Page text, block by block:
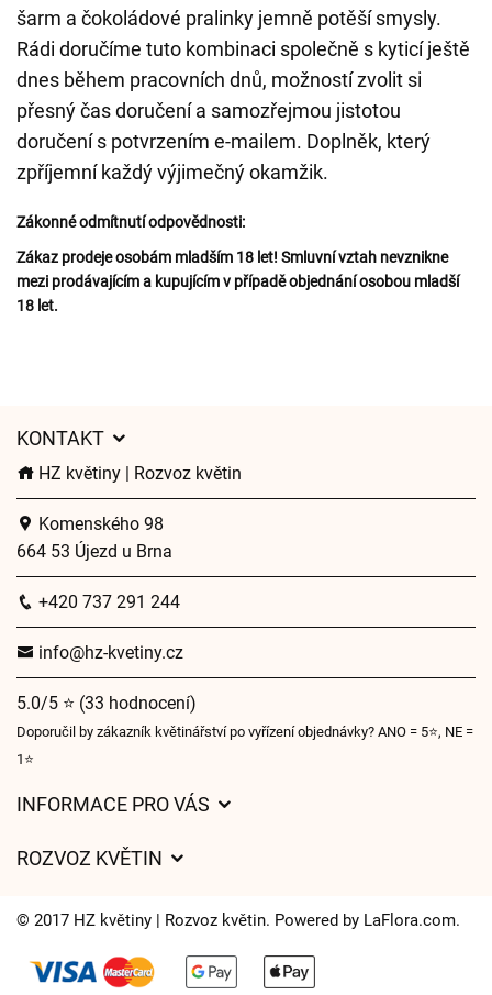
šarm a čokoládové pralinky jemně potěší smysly.
Rádi doručíme tuto kombinaci společně s kyticí ještě
dnes během pracovních dnů, možností zvolit si
přesný čas doručení a samozřejmou jistotou
doručení s potvrzením e-mailem. Doplněk, který
zpříjemní každý výjimečný okamžik.
Zákonné odmítnutí odpovědnosti:
Zákaz prodeje osobám mladším 18 let! Smluvní vztah nevznikne
mezi prodávajícím a kupujícím v případě objednání osobou mladší
18 let.
KONTAKT
HZ květiny | Rozvoz květin
Komenského 98
664 53 Újezd u Brna
+420 737 291 244
info@hz-kvetiny.cz
5.0/5 ⭐ (33 hodnocení)
Doporučil by zákazník květinářství po vyřízení objednávky? ANO = 5⭐, NE =
1⭐
INFORMACE PRO VÁS
O nás
Časy doručení květin – přehled možností
ROZVOZ KVĚTIN
Kam doručujeme květiny
Cookies
© 2017 HZ květiny | Rozvoz květin. Powered by LaFlora.com.